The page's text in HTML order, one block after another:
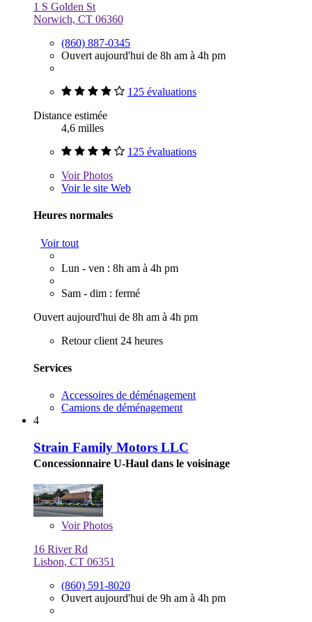
1 S Golden St
Norwich, CT 06360
(860) 887-0345
Ouvert aujourd'hui de 8h am à 4h pm
125 évaluations
Distance estimée
4,6 milles
125 évaluations
VoirPhotos
Voir le site Web
Heures normales
Voir tout
Lun - ven : 8h am à 4h pm
Sam - dim : fermé
Ouvert aujourd'hui de 8h am à 4h pm
Retour client 24 heures
Services
Accessoires de déménagement
Camions de déménagement
4
Strain Family Motors LLC
Concessionnaire U-Haul dans le voisinage
VoirPhotos
16 River Rd
Lisbon, CT 06351
(860) 591-8020
Ouvert aujourd'hui de 9h am à 4h pm